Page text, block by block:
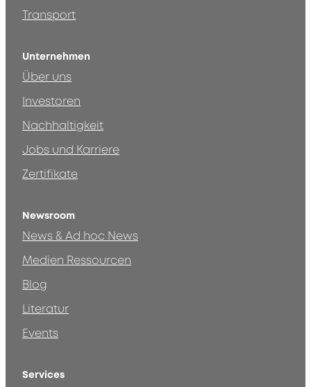
Transport
Unternehmen
Über uns
Investoren
Nachhaltigkeit
Jobs und Karriere
Zertifikate
Newsroom
News & Ad hoc News
Medien Ressourcen
Blog
Literatur
Events
Services